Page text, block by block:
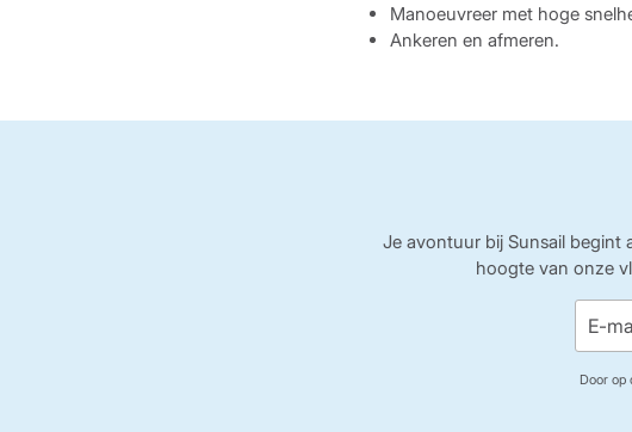
Manoeuvreer met hoge
Ankeren en afmeren.
Je avontuur bij Sunsail begint
hoogte van onze
Door op